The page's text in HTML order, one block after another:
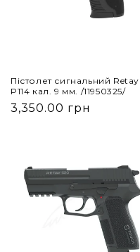
Пістолет сигнальний Retay
P114 кал. 9 мм. /11950325/
3,350.00 грн